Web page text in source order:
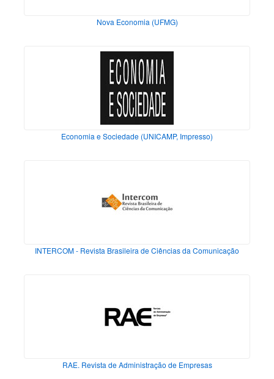
Nova Economia (UFMG)
Economia e Sociedade (UNICAMP, Impresso)
INTERCOM - Revista Brasileira de Ciências da Comunicação
RAE. Revista de Administração de Empresas